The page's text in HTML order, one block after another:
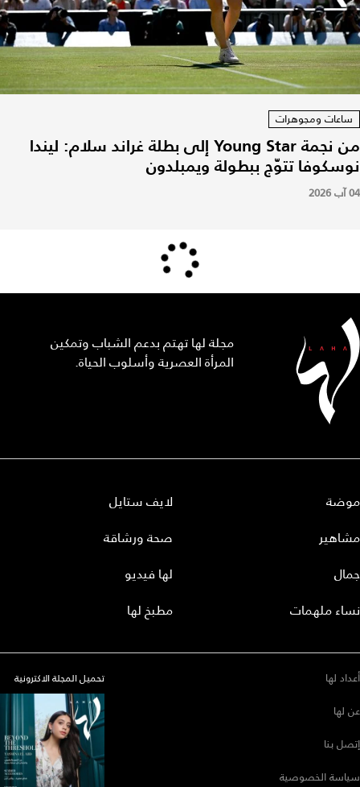
ساعات ومجوهرات
من نجمة Young Star إلى بطلة غراند سلام: ليندا
نوسكوفا تتوّج ببطولة ويمبلدون
04 آب 2026
مجلة لها تهتم بدعم الشباب وتمكين
المرأة العصرية وأسلوب الحياة.
موضة
مشاهير
جمال
نساء ملهمات
لايف ستايل
صحة ورشاقة
لها فيديو
مطبخ لها
أعداد لها
عن لها
إتصل بنا
سياسة الخصوصية
تحميل المجلة الاكترونية